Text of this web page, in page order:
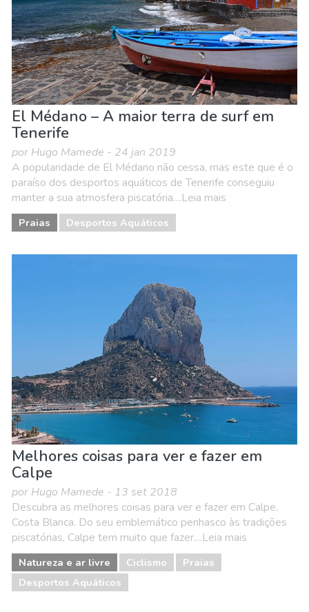
El Médano – A maior terra de surf em
Tenerife
por Hugo Mamede - 24 jan 2019
A popularidade de El Médano não cessa, mas este que é o
paraíso dos desportos aquáticos de Tenerife conseguiu
manter a sua atmosfera piscatória....Leia mais
Praias Desportos Aquáticos
Melhores coisas para ver e fazer em
Calpe
por Hugo Mamede - 13 set 2018
Descubra as melhores coisas para ver e fazer em Calpe,
Costa Blanca. Do seu emblemático penhasco às tradições
piscatórias, Calpe tem muito que fazer....Leia mais
Natureza e ar livre Ciclismo
Praias
Desportos Aquáticos